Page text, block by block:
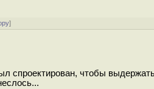
]
спроектирован, чтобы